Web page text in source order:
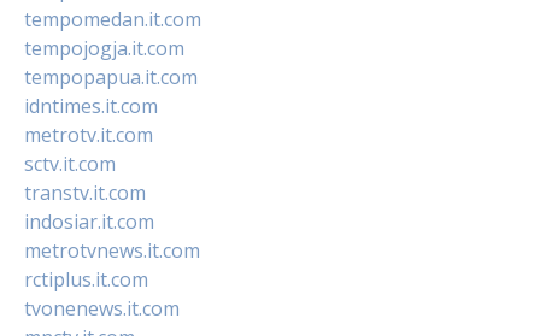
tempomedan.it.com
tempojogja.it.com
tempopapua.it.com
idntimes.it.com
metrotv.it.com
sctv.it.com
transtv.it.com
indosiar.it.com
metrotvnews.it.com
rctiplus.it.com
tvonenews.it.com